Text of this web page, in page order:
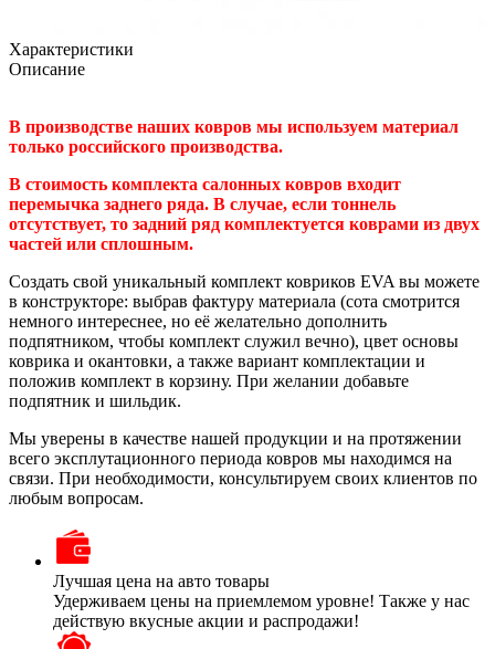
Характеристики
Описание
В производстве наших ковров мы используем материал
только российского производства.
В стоимость комплекта салонных ковров входит
перемычка заднего ряда. В случае, если тоннель
отсутствует, то задний ряд комплектуется коврами из двух
частей или сплошным.
Создать свой уникальный комплект ковриков EVA вы можете
в конструкторе: выбрав фактуру материала (сота смотрится
немного интереснее, но её желательно дополнить
подпятником, чтобы комплект служил вечно), цвет основы
коврика и окантовки, а также вариант комплектации и
положив комплект в корзину. При желании добавьте
подпятник и шильдик.
Мы уверены в качестве нашей продукции и на протяжении
всего эксплутационного периода ковров мы находимся на
связи. При необходимости, консультируем своих клиентов по
любым вопросам.
Лучшая цена на авто товары
Удерживаем цены на приемлемом уровне! Также у нас
действую вкусные акции и распродажи!